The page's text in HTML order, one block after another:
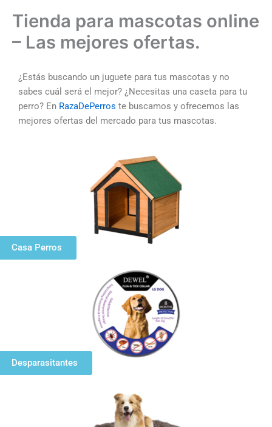
Tienda para mascotas online
– Las mejores ofertas.
¿Estás buscando un juguete para tus mascotas y no
sabes cuál será el mejor? ¿Necesitas una caseta para tu
perro? En RazaDePerros te buscamos y ofrecemos las
mejores ofertas del mercado para tus mascotas.
Casa Perros
Desparasitantes